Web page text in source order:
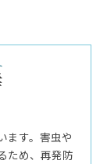
ます。害虫や
ため、再発防